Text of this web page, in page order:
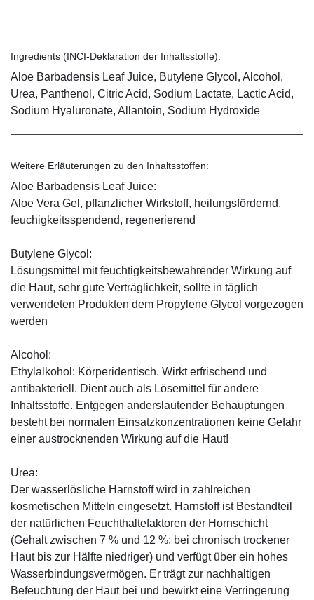
Ingredients (INCI-Deklaration der Inhaltsstoffe):
Aloe Barbadensis Leaf Juice, Butylene Glycol, Alcohol,
Urea, Panthenol, Citric Acid, Sodium Lactate, Lactic Acid,
Sodium Hyaluronate, Allantoin, Sodium Hydroxide
Weitere Erläuterungen zu den Inhaltsstoffen:
Aloe Barbadensis Leaf Juice:
Aloe Vera Gel, pflanzlicher Wirkstoff, ­heilungsfördernd,
feuchigkeitsspendend, ­regenerierend
Butylene Glycol:
Lösungsmittel mit feuchtigkeitsbewahrender Wirkung auf
die Haut, sehr gute Verträglichkeit, sollte in täglich
verwendeten Produkten dem Propylene Glycol vorgezogen
werden
Alcohol:
Ethylalkohol: Körperidentisch. Wirkt erfrischend und
antibakteriell. Dient auch als Lösemittel für andere
Inhaltsstoffe. Entgegen anderslautender Behauptungen
besteht bei normalen Einsatzkonzentrationen keine Gefahr
einer austrocknenden Wirkung auf die Haut!
Urea:
Der wasserlösliche Harnstoff wird in zahlreichen
kosmetischen Mitteln eingesetzt. Harnstoff ist Bestandteil
der natürlichen Feuchthaltefaktoren der Hornschicht
(Gehalt zwischen 7 % und 12 %; bei chronisch trockener
Haut bis zur Hälfte niedriger) und verfügt über ein hohes
Wasserbindungsvermögen. Er trägt zur nachhaltigen
Befeuchtung der Haut bei und bewirkt eine Verringerung